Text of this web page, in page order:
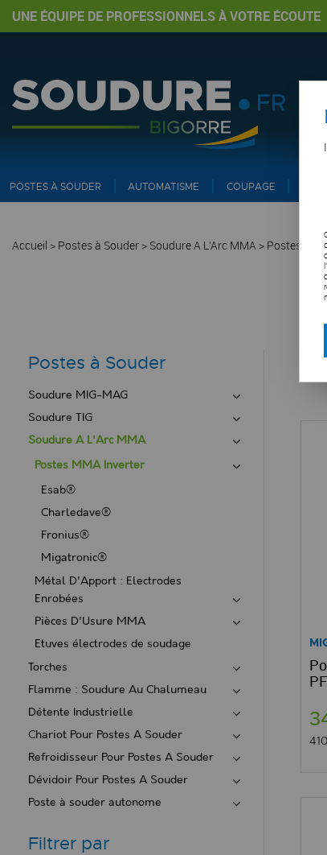
UNE ÉQUIPE DE PROFESSIONNELS À VOTRE ÉCOUTE
POSTES À SOUDER AUTOMATISME COUPAGE
Accueil > Postes à Souder > Soudure A L'Arc MMA > Postes
Postes à Souder
Soudure MIG-MAG
Soudure TIG
Soudure A L'Arc MMA
Postes MMA Inverter
Esab®
Charledave®
Fronius®
Migatronic®
Métal D'Apport : Electrodes
Enrobées
Pièces D'Usure MMA
Etuves électrodes de soudage
Torches
Flamme : Soudure Au Chalumeau
Détente Industrielle
Chariot Pour Postes A Souder
Refroidisseur Pour Postes A Souder
Dévidoir Pour Postes A Souder
Poste à souder autonome
Filtrer par